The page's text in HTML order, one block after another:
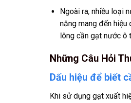
Ngoài ra, nhiều loại
năng mang đến
lông cần gạt nước ô
Những Câu Hỏi
Dấu hiệu để biết
Khi sử dụng gạt xuất